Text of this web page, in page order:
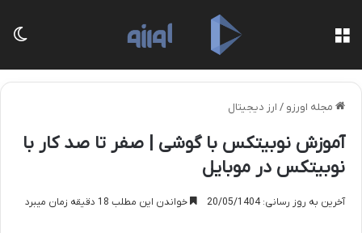
مجله اورزو / ارز دیجیتال
آموزش نوبیتکس با گوشی | صفر تا صد کار با
نوبیتکس در موبایل
آخرین به روز رسانی: 20/05/1404 خواندن این مطلب 18 دقیقه زمان میبرد